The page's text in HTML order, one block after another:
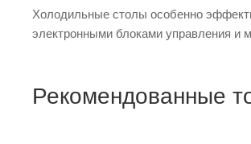
Холодильные столы особенно
электронными блоками управления и
Рекомендованные